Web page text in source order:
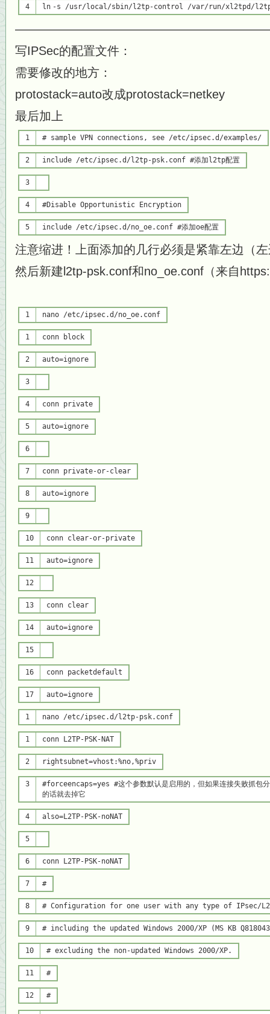
4 ln -s /usr/local/sbin/l2tp-control /var/run/xl2tpd/
写IPSec的配置文件：
需要修改的地方：
protostack=auto改成protostack=netkey
最后加上
1 # sample VPN connections, see /etc/ipsec.d/examples/
2 include /etc/ipsec.d/l2tp-psk.conf #添加l2tp配置
3
4 #Disable Opportunistic Encryption
5 include /etc/ipsec.d/no_oe.conf #添加oe配置
注意缩进！上面添加的几行必须是紧靠左边（
然后新建l2tp-psk.conf和no_oe.conf（来自
1 nano /etc/ipsec.d/no_oe.conf
1 conn block
2 auto=ignore
3
4 conn private
5 auto=ignore
6
7 conn private-or-clear
8 auto=ignore
9
10 conn clear-or-private
11 auto=ignore
12
13 conn clear
14 auto=ignore
15
16 conn packetdefault
17 auto=ignore
1 nano /etc/ipsec.d/l2tp-psk.conf
1 conn L2TP-PSK-NAT
2 rightsubnet=vhost:%no,%priv
3
#forceencaps=yes #这个参数默认是启用的，但如果连接失败抓包分
的话就去掉它
4 also=L2TP-PSK-noNAT
5
6 conn L2TP-PSK-noNAT
7 #
8 # Configuration for one user with any type of IPsec/
9 # including the updated Windows 2000/XP (MS KB
10 # excluding the non-updated Windows 2000/XP.
11 #
12 #